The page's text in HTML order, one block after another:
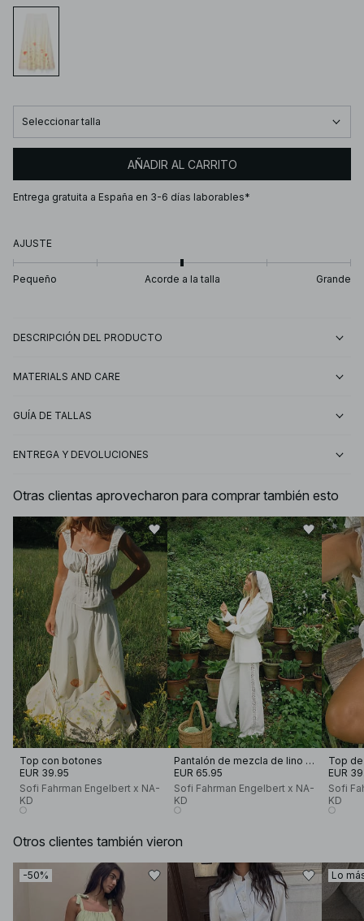
Seleccionar talla
AÑADIR AL CARRITO
Entrega gratuita a España en 3-6 días laborables*
AJUSTE
Pequeño Acorde a la talla Grande
DESCRIPCIÓN DEL PRODUCTO
MATERIALS AND CARE
GUÍA DE TALLAS
ENTREGA Y DEVOLUCIONES
Otras clientas aprovecharon para comprar también esto
Top con botones
EUR 39.95
Sofi Fahrman Engelbert x NA-
KD
Pantalón de mezcla de lino con detalle de ganchillo
EUR 65.95
Sofi Fahrman Engelbert x NA-
KD
EUR
Sofi
KD
Otros clientes también vieron
-50% Lo